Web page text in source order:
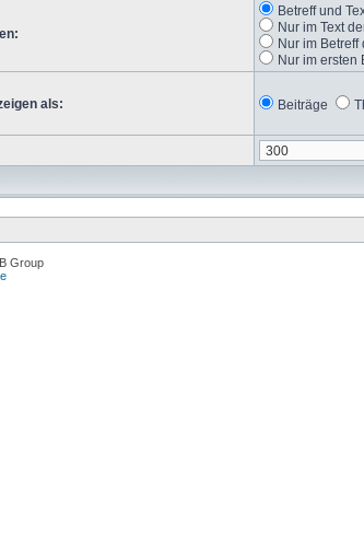
Betreff und
Nur im Text
Nur im Betreff
Nur im ersten
als: Beiträge
Group